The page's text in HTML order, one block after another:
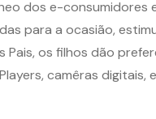
dos e-consumidores
para a ocasião,
os filhos dão
camêras